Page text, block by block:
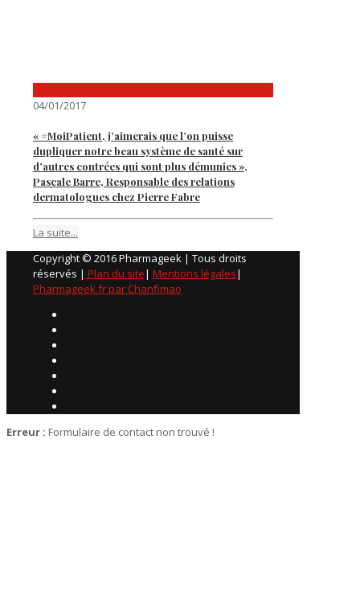
04/01/2017
« #MoiPatient, j’aimerais que l’on puisse
dupliquer notre beau système de santé sur
d’autres contrées qui sont plus démunies »,
Pascale Barre, Responsable des relations
dermatologues chez Pierre Fabre
La suite...
Copyright © 2016 Pharmageek | Tous droits
réservés | Plan du site| Mentions légales|
Pharmageek.fr par Chanfimao
Erreur : Formulaire de contact non trouvé !